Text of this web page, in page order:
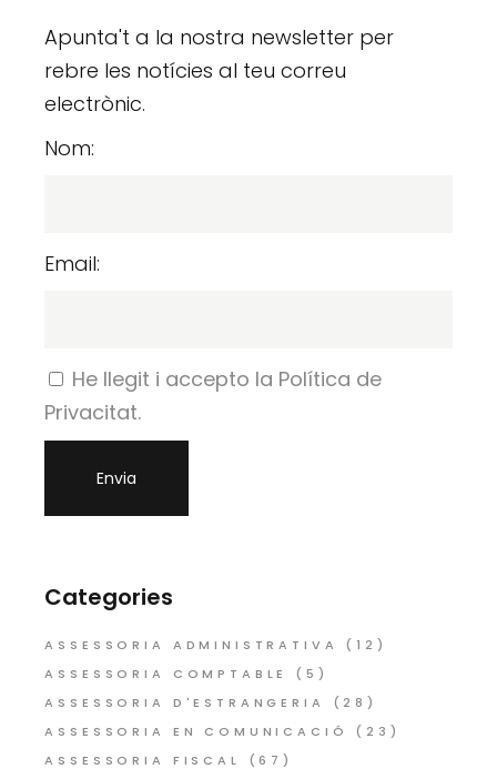
Apunta't a la nostra newsletter per
rebre les notícies al teu correu
electrònic.
Nom:
Email:
He llegit i accepto la Política de
Privacitat.
Categories
ASSESSORIA ADMINISTRATIVA
(12)
ASSESSORIA COMPTABLE
(5)
ASSESSORIA D'ESTRANGERIA
(28)
ASSESSORIA EN COMUNICACIÓ
(23)
ASSESSORIA FISCAL
(67)